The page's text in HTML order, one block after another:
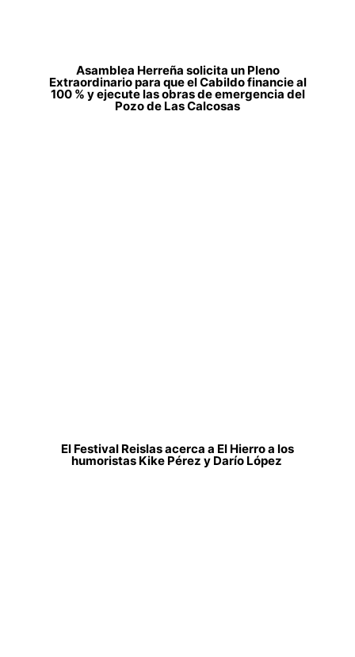
Asamblea Herreña solicita un Pleno
Extraordinario para que el Cabildo financie al
100 % y ejecute las obras de emergencia del
Pozo de Las Calcosas
El Festival Reislas acerca a El Hierro a los
humoristas Kike Pérez y Darío López